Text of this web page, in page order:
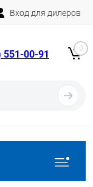
Вход для дилеров
551-00-91 0